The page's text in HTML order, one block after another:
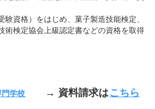
資格）をはじめ、菓子製造技能検定、
術検定協会上級認定書などの資格を取得
門学校 → 資料請求はこちら